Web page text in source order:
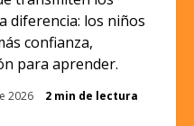
diferencia: los niños
confianza,
para aprender.
2026 2 min de lectura